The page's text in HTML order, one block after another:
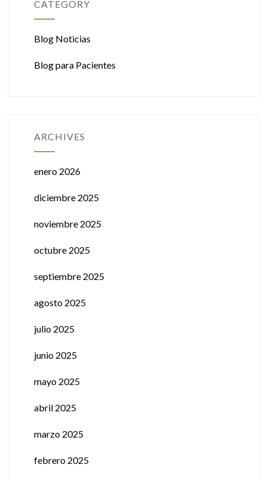
CATEGORY
Blog Noticias
Blog para Pacientes
ARCHIVES
enero 2026
diciembre 2025
noviembre 2025
octubre 2025
septiembre 2025
agosto 2025
julio 2025
junio 2025
mayo 2025
abril 2025
marzo 2025
febrero 2025